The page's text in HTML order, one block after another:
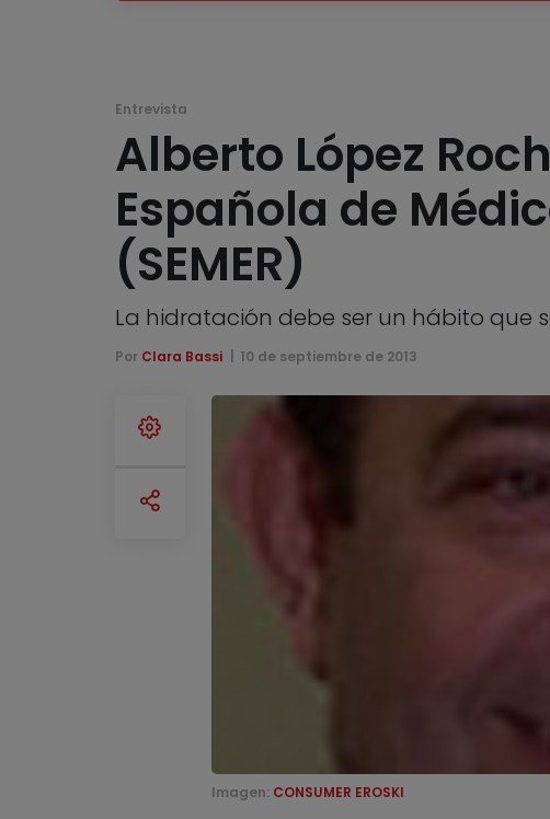
Entrevista
Alberto López
Española de
(SEMER)
La hidratación debe ser un hábito que
Por Clara Bassi 10 de septiembre de 2013
Imagen: CONSUMER EROSKI